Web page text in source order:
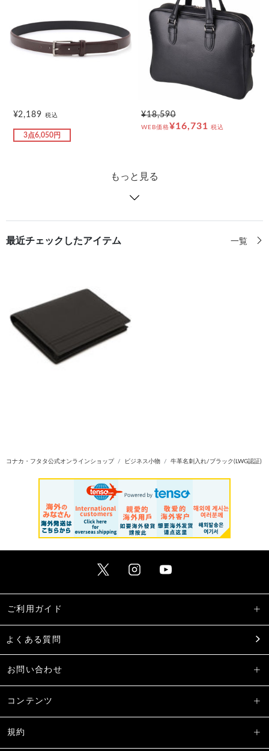
¥2,189税込
3点6,050円
¥18,590
WEB価格¥16,731 税込
もっと見る
最近チェックしたアイテム 一覧
コナカ・フタタ公式オンラインショップ ビジネス小物 牛革名刺入れ/ブラック(LWG認証)
ご利用ガイド
よくある質問
お問い合わせ
コンテンツ
規約